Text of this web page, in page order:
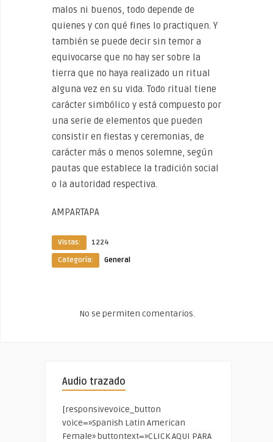
malos ni buenos, todo depende de
quienes y con qué fines lo practiquen. Y
también se puede decir sin temor a
equivocarse que no hay ser sobre la
tierra que no haya realizado un ritual
alguna vez en su vida. Todo ritual tiene
carácter simbólico y está compuesto por
una serie de elementos que pueden
consistir en fiestas y ceremonias, de
carácter más o menos solemne, según
pautas que establece la tradición social
o la autoridad respectiva.
AMPARTAPA
Vistas:
1224
Categoría:
General
No se permiten comentarios.
Audio trazado
[responsivevoice_button
voice=»Spanish Latin American
Female» buttontext=»CLICK AQUI PARA